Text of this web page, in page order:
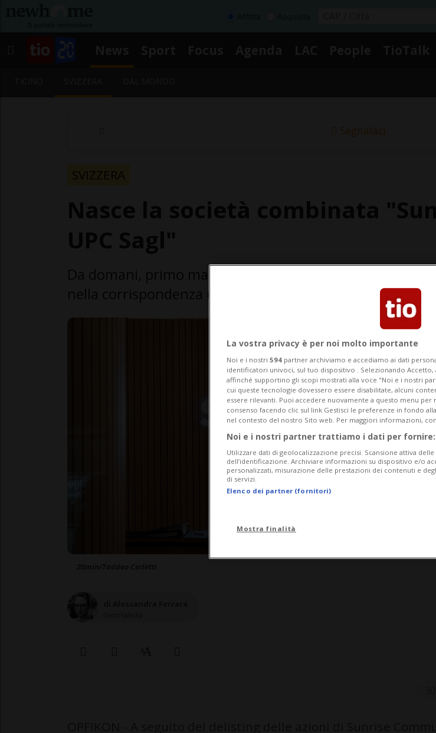
Segnalaci
SVIZZERA
La vostra privacy è per noi molto importante
Noi e i nostri 594 partner archiviamo e accediamo ai dati
identificatori univoci, sul tuo dispositivo . Selezionando
affinché supportino gli scopi mostrati alla voce "Noi e i nostri
cui queste tecnologie dovessero essere disabilitate, alcuni
essere rilevanti. Puoi accedere nuovamente a questo menu
consenso facendo clic sul link Gestisci le preferenze in fondo
nel contesto del nostro Sito web. Per maggiori informazioni,
Noi e i nostri partner trattiamo i dati per fornire:
Utilizzare dati di geolocalizzazione precisi. Scansione attiva
dell’identificazione. Archiviare informazioni su dispositivo e/o
personalizzati, misurazione delle prestazioni dei contenuti e
di servizi.
Elenco dei partner (fornitori)
Mostra finalità